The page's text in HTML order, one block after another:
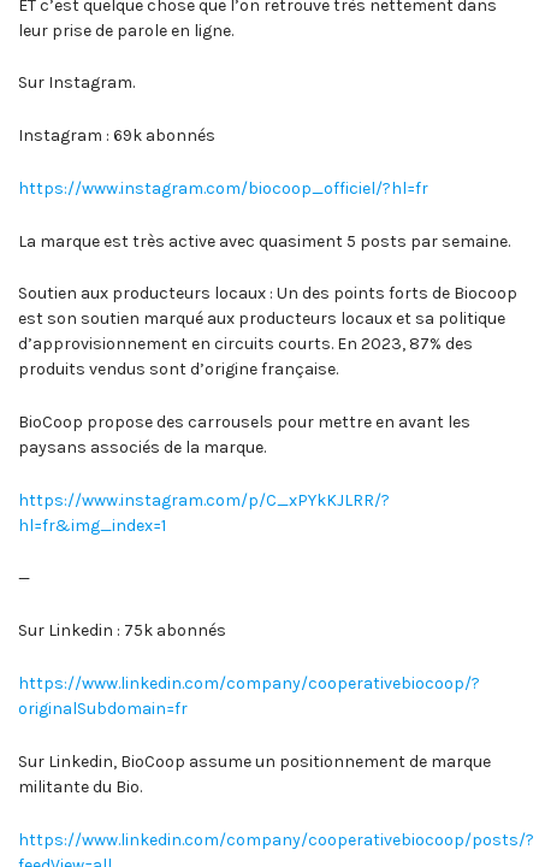
ET c’est quelque chose que l’on retrouve très nettement dans
leur prise de parole en ligne.
Sur Instagram.
Instagram : 69k abonnés
https://www.instagram.com/biocoop_officiel/?hl=fr
La marque est très active avec quasiment 5 posts par semaine.
Soutien aux producteurs locaux : Un des points forts de Biocoop
est son soutien marqué aux producteurs locaux et sa politique
d’approvisionnement en circuits courts. En 2023, 87% des
produits vendus sont d’origine française.
BioCoop propose des carrousels pour mettre en avant les
paysans associés de la marque.
https://www.instagram.com/p/C_xPYkKJLRR/?
hl=fr&img_index=1
—
Sur Linkedin : 75k abonnés
https://www.linkedin.com/company/cooperativebiocoop/?
originalSubdomain=fr
Sur Linkedin, BioCoop assume un positionnement de marque
militante du Bio.
https://www.linkedin.com/company/cooperativebiocoop/posts/?